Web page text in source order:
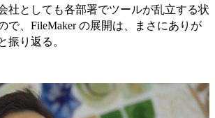
社としても各部署でツールが乱立する状
で、FileMaker の展開は、まさにありが
振り返る。